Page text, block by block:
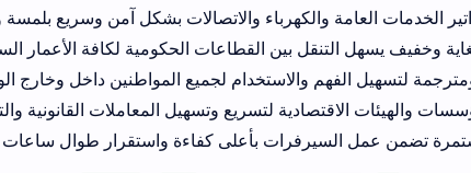
والكهرباء والاتصالات بشكل آمن وسريع بلمسة واحدة.
بين القطاعات الحكومية لكافة الأعمار السنية.
والاستخدام لجميع المواطنين داخل وخارج الوطن.
لتسريع وتسهيل المعاملات القانونية والتجارية المشتركة.
بأعلى كفاءة واستقرار طوال ساعات اليوم.